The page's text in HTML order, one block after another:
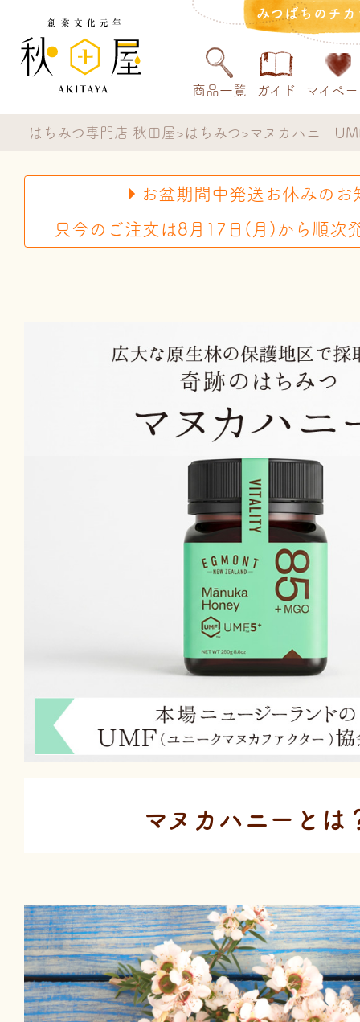
みつばちのチ
商品一覧 ガイド マイペ
はちみつ専門店 秋田屋 はちみつ マヌカハニー
お盆期間中発送お休みのお
只今のご注文は8月17日(月)から順次
マヌカハニーとは